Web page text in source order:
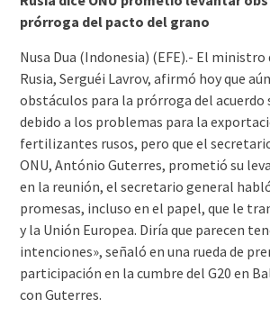
prórroga del pacto del grano
Nusa Dua (Indonesia) (EFE).- El ministro
Rusia, Serguéi Lavrov, afirmó hoy que
obstáculos para la prórroga del acuerdo
debido a los problemas para la
fertilizantes rusos, pero que el
ONU, António Guterres, prometió su
en la reunión, el secretario general
promesas, incluso en el papel, que le
y la Unión Europea. Diría que parecen
intenciones», señaló en una rueda de
participación en la cumbre del G20 en
con Guterres.